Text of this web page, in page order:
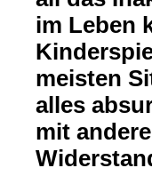
im Leben
meisten
alles
mit